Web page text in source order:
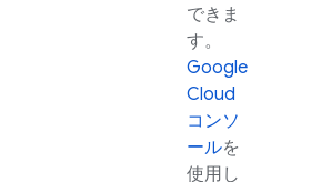
できま
す。
Google
Cloud
コンソ
ールを
使用し